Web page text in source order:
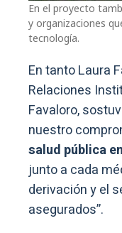
En el proyecto
y organizaciones
tecnología.
En tanto Laura
Relaciones
Favaloro,
nuestro
salud pública
junto a cada
derivación y el
asegurados”.